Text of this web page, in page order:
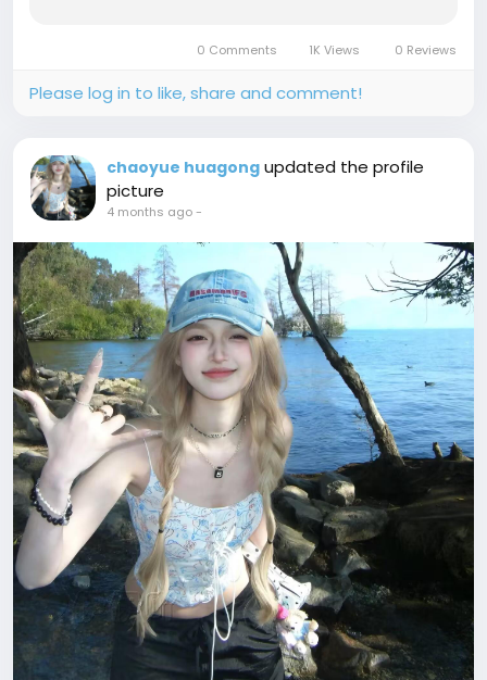
seeking refined results....
0 Comments 1K Views 0 Reviews
Please log in to like, share and comment!
chaoyue huagong updated the profile
picture
4 months ago-